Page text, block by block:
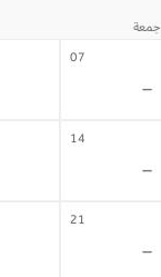
جمعة
07
-
14
-
21
-